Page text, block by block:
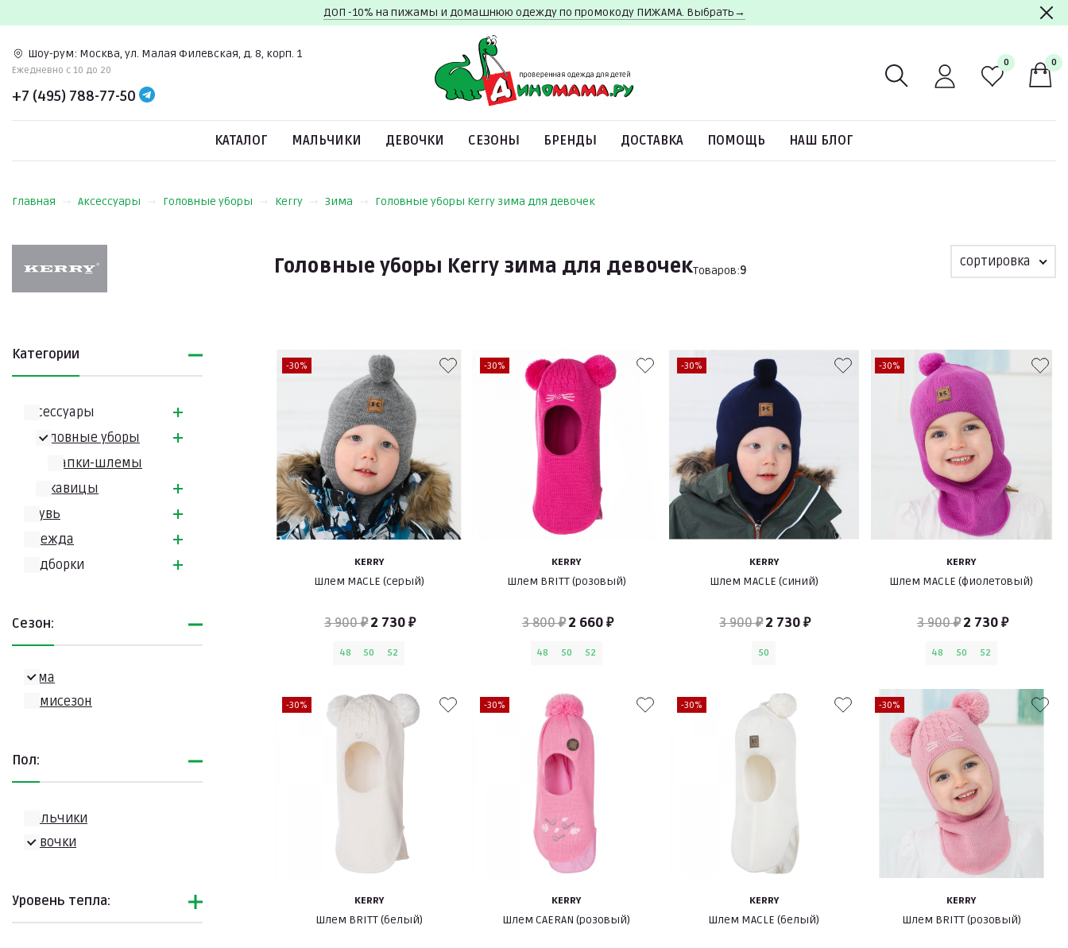
ДОП -10% на пижамы и домашнюю одежду по промокоду ПИЖАМА. Выбрать→
Шоу-рум: Москва, ул. Малая Филевская, д. 8, корп. 1
Ежедневно c 10 до 20
+7 (495) 788-77-50
0 0
КАТАЛОГ МАЛЬЧИКИ ДЕВОЧКИ СЕЗОНЫ БРЕНДЫ ДОСТАВКА ПОМОЩЬ НАШ БЛОГ
Главная Аксессуары Головные уборы Kerry Зима Головные уборы Kerry зима для девочек
Категории
Аксессуары
Головные уборы
Шапки-шлемы
Рукавицы
Обувь
Одежда
Подборки
Сезон:
Зима
Демисезон
Пол:
Мальчики
Девочки
Уровень тепла:
Головные уборы Kerry зима для девочекТоваров:9
сортировка
-30%
KERRY
Шлем MACLE (серый)
3 900 ₽2 730 ₽
48 50 52
-30%
KERRY
Шлем BRITT (розовый)
3 800 ₽ 2 660 ₽
48 50 52
-30%
KERRY
Шлем MACLE (синий)
3 900 ₽2 730 ₽
50
-30%
KERRY
Шлем MACLE (фиолетовый)
3 900 ₽ 2 730 ₽
48 50 52
-30%
KERRY
Шлем BRITT (белый)
-30%
KERRY
Шлем CAERAN (розовый)
-30%
KERRY
Шлем MACLE (белый)
-30%
KERRY
Шлем BRITT (розовый)